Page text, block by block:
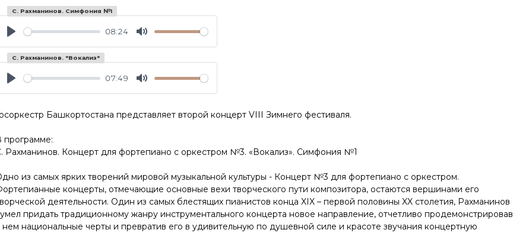
08:24
С. Рахманинов. Симфония №1
07:49
С. Рахманинов. "Вокализ"
Башкортостана представляет второй концерт VIII Зимнего фестиваля.
программе:
Рахманинов. Концерт для фортепиано с оркестром №3. «Вокализ». Симфония №1
из самых ярких творений мировой музыкальной культуры - Концерт №3 для фортепиано с оркестром.
концерты, отмечающие основные вехи творческого пути композитора, остаются вершинами его
деятельности. Один из самых блестящих пианистов конца XIX – первой половины XX столетия, Рахманинов
придать традиционному жанру инструментального концерта новое направление, отчетливо продемонстрировав
нем национальные черты и превратив его в удивительную по душевной силе и красоте звучания концертную